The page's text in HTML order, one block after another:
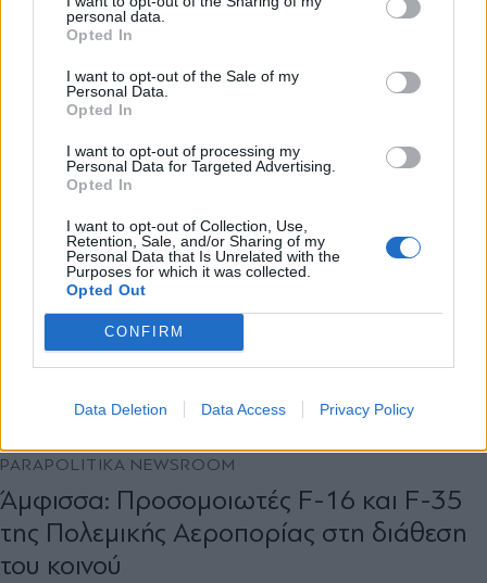
personal data.
Opted In
I want to opt-out of the Sale of my
Personal Data.
Opted In
I want to opt-out of processing my
Personal Data for Targeted Advertising.
Opted In
I want to opt-out of Collection, Use,
Retention, Sale, and/or Sharing of my
Personal Data that Is Unrelated with the
Purposes for which it was collected.
Opted Out
CONFIRM
Data Deletion Data Access Privacy Policy
αγώνα - Έλαβε δυσμενή μετάθεση
(Εικόνα & Βίντεο)
PARAPOLITIKA NEWSROOM
Άμφισσα: Προσομοιωτές F-16 και F-35
της Πολεμικής Αεροπορίας στη διάθεση
του κοινού
Αποδέχομαι τους
και την πολιτική απορρήτου
X